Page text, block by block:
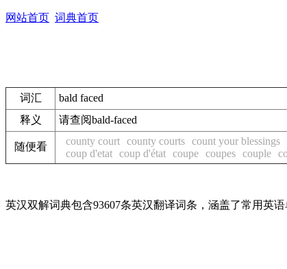
网站首页 词典首页
词汇
bald faced
释义
请查阅bald-faced
随便看 county court county courts count your blessings
coup d'etat coup d'état coupe coupes couple
英汉双解词典包含93607条英汉翻译词条，涵盖了常用英